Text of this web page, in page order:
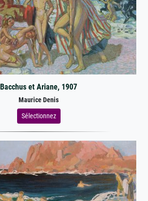
Bacchus et Ariane, 1907
Maurice Denis
Sélectionnez